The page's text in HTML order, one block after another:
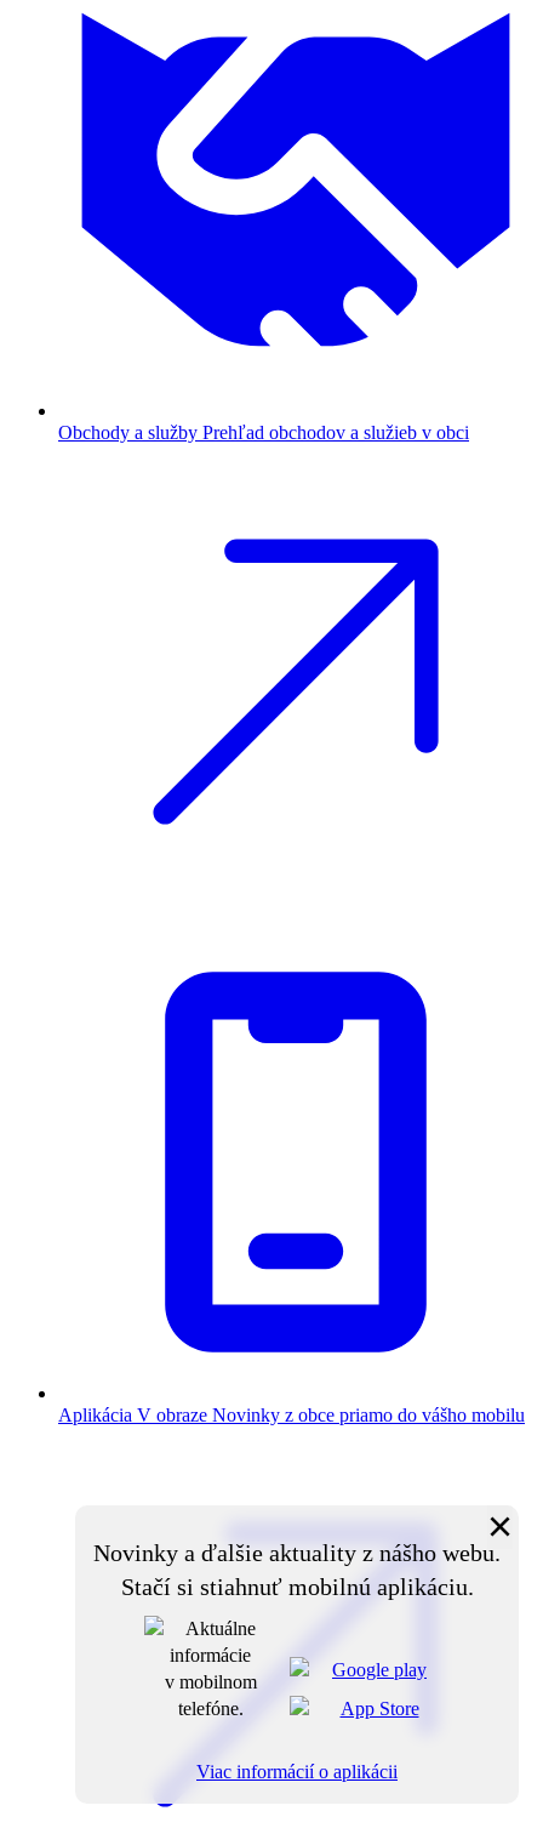
Obchody a služby Prehľad obchodov a služieb v obci
Aplikácia V obraze Novinky z obce priamo do vášho mobilu
Novinky a ďalšie aktuality z nášho webu.
Stačí si stiahnuť mobilnú aplikáciu.
×
Viac informácií o aplikácii